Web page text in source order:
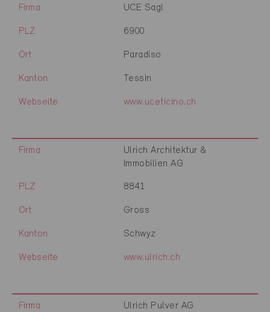
Firma UCE Sagl
PLZ 6900
Ort Paradiso
Kanton Tessin
Webseite www.uceticino.ch
Firma
Ulrich Architektur &
Immobilien AG
PLZ 8841
Ort Gross
Kanton Schwyz
Webseite www.ulrich.ch
Firma Ulrich Pulver AG